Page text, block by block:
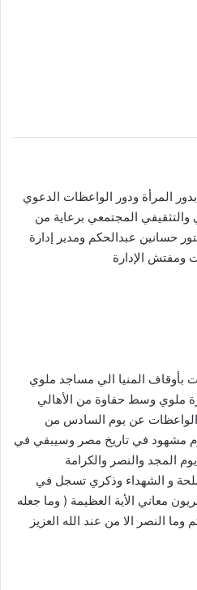
المرأة ودور الواعظات الدعوي
المجتمعي برعاية من
حسانين عبدالحكم ومدير إدارة
الإدارة
بأوقاف المنيا الي مساجد ملوي
ملوي وسط حفاوة من الأهالي
الواعظات عن يوم السادس من
مشهود في تاريخ مصر وسيبقي في
المجد والنصر والكرامة
و الشهداء وذكري تسجل في
معاني الأية العظيمة ( وما جعله
النصر الا من عند الله العزيز